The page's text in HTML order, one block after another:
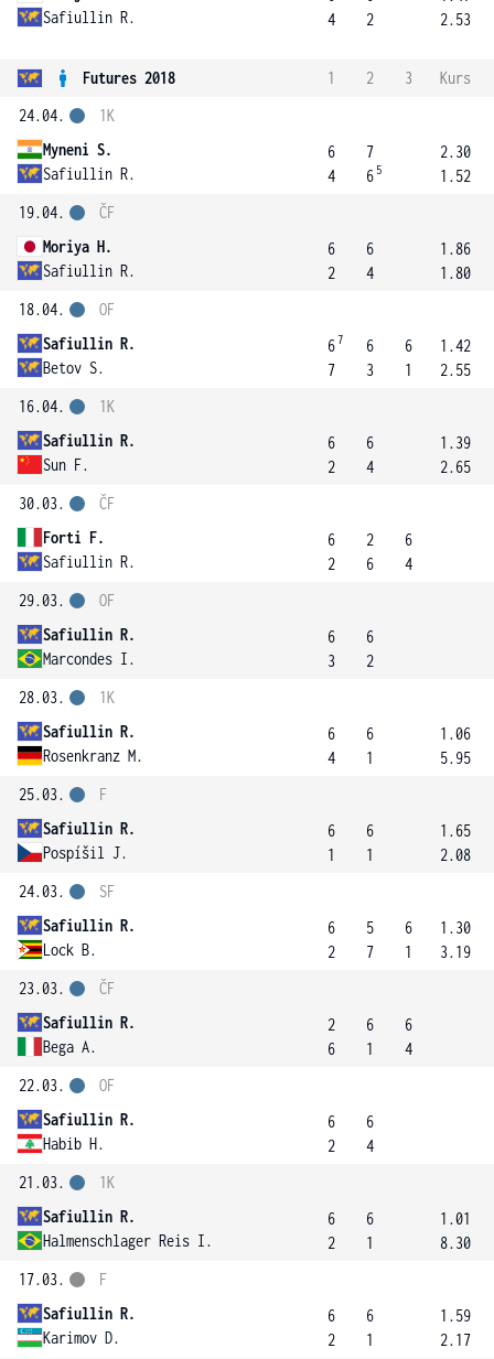
Safiullin R.
4
2
2.53
Futures 2018 1 2 3
Kurs
24.04.
Myneni S.
Safiullin R.
1K
6
4
7
6 5
2.30
1.52
19.04.
Moriya H.
Safiullin R.
ČF
6
2
6
4
1.86
1.80
18.04.
Safiullin R.
Betov S.
OF
67
7
6
3
6
1
1.42
2.55
16.04.
Safiullin R.
Sun F.
1K
6
2
6
4
1.39
2.65
30.03.
Forti F.
Safiullin R.
ČF
6
2
2
6
6
4
29.03.
Safiullin R.
Marcondes I.
OF
6
3
6
2
28.03.
Safiullin R.
Rosenkranz M.
1K
6
4
6
1
1.06
5.95
25.03.
Safiullin R.
Pospíšil J.
F
6
1
6
1
1.65
2.08
24.03.
Safiullin R.
Lock B.
SF
6
2
5
7
6
1
1.30
3.19
23.03.
Safiullin R.
Bega A.
ČF
2
6
6
1
6
4
22.03.
Safiullin R.
Habib H.
OF
6
2
6
4
21.03.
Safiullin R.
Halmenschlager Reis I.
1K
6
2
6
1
1.01
8.30
17.03.
Safiullin R.
Karimov D.
F
6
2
6
1
1.59
2.17